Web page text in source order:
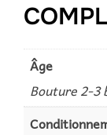
Âge
Bouture 2-3